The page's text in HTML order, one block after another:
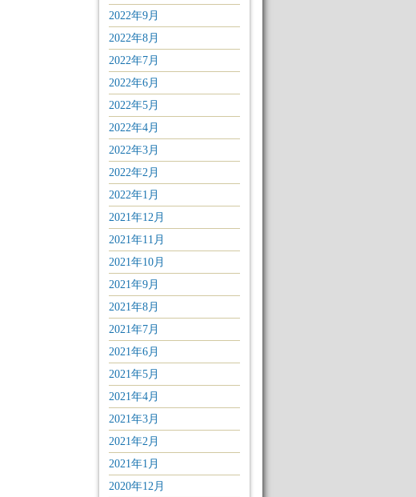
2022年9月
2022年8月
2022年7月
2022年6月
2022年5月
2022年4月
2022年3月
2022年2月
2022年1月
2021年12月
2021年11月
2021年10月
2021年9月
2021年8月
2021年7月
2021年6月
2021年5月
2021年4月
2021年3月
2021年2月
2021年1月
2020年12月